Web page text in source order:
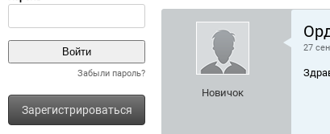
Забыли пароль?
Зарегистрироваться
Новичок
27